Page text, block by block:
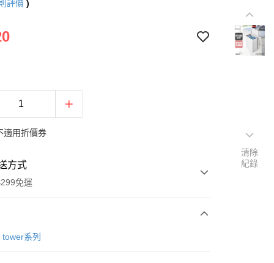
評價 )
用折價券
方式
免運
付款
tower系列
清除
紀錄